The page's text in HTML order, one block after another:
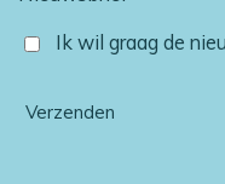
Ik wil graag de
Verzenden